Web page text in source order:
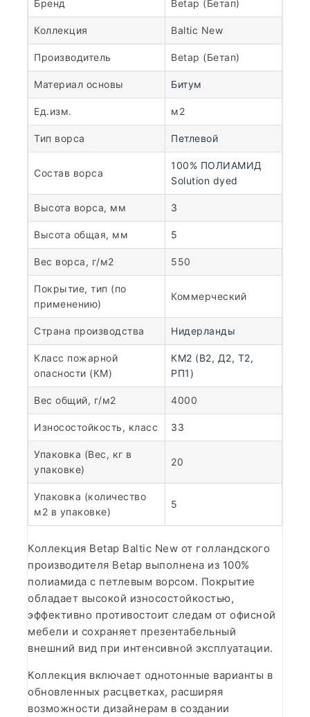
Бренд Betap (Бетап)
Коллекция Baltic New
Производитель Betap (Бетап)
Материал основы Битум
Ед.изм. м2
Тип ворса Петлевой
Состав ворса
100% ПОЛИАМИД
Solution dyed
Высота ворса, мм 3
Высота общая, мм 5
Вес ворса, г/м2 550
Покрытие, тип (по
применению)
Коммерческий
Страна производства Нидерланды
Класс пожарной
опасности (КМ)
КМ2 (В2, Д2, Т2,
РП1)
Вес общий, г/м2 4000
Износостойкость, класс 33
Упаковка (Вес, кг в
упаковке)
20
Упаковка (количество
м2 в упаковке)
5
Коллекция Betap Baltic New от голландского
производителя Betap выполнена из 100%
полиамида с петлевым ворсом. Покрытие
обладает высокой износостойкостью,
эффективно противостоит следам от офисной
мебели и сохраняет презентабельный
внешний вид при интенсивной эксплуатации.
Коллекция включает однотонные варианты в
обновленных расцветках, расширяя
возможности дизайнерам в создании